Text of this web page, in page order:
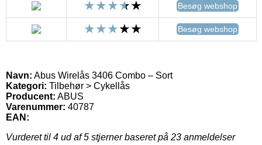
Besøg webshop
Besøg webshop
Navn: Abus Wirelås 3406 Combo – Sort
Kategori: Tilbehør > Cykellås
Producent: ABUS
Varenummer: 40787
EAN:
Vurderet til 4 ud af 5 stjerner baseret på 23 anmeldelser